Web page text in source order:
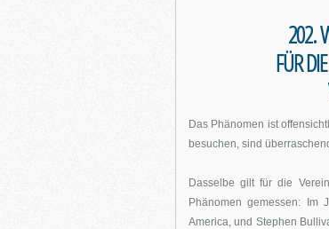
202.
FÜR
Das Phänomen ist
besuchen, sind
Dasselbe gilt für die
Phänomen gemessen: Im
America, und Stephen